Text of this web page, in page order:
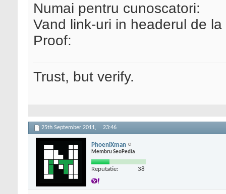
Numai pentru cunoscatori:
Vand link-uri in headerul de
Proof:
Trust, but verify.
25th September 2011, 23:46
PhoeniXman
Membru SeoPedia
Reputatie: 38